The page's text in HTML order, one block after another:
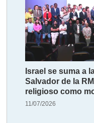
Israel se suma a
Salvador de la
religioso como
11/07/2026